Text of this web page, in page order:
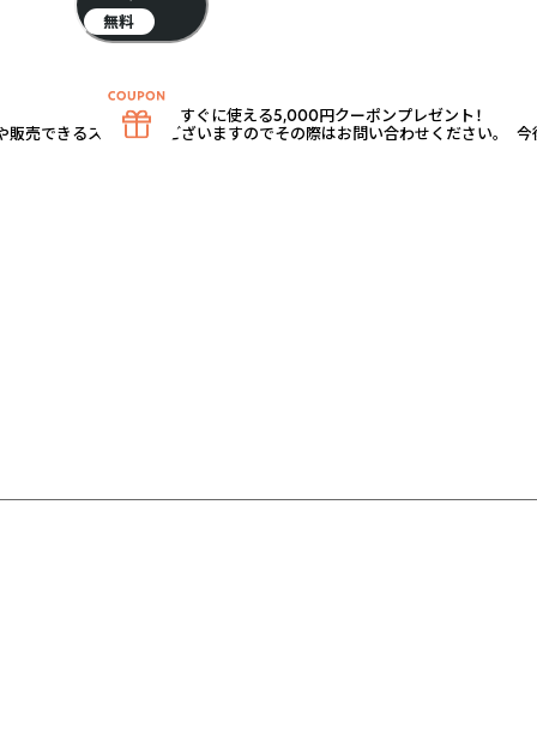
売できるストーンもございますのでその際はお問い合わせください。 今
無料
すぐに使える5,000円クーポンプレゼント！